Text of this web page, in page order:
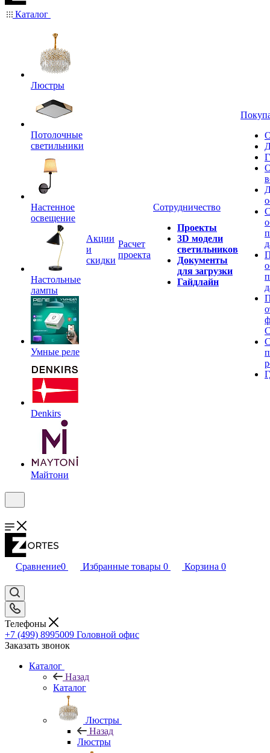
Каталог
Люстры
Потолочные
светильники
Настенное
освещение
Настольные
лампы
Умные реле
Denkirs
Майтони
Акции
и
скидки
Расчет
проекта
Сотрудничество
Проекты
3D модели
светильников
Документы
для загрузки
Гайдлайн
Сравнение0 Избранные товары 0 Корзина 0
Телефоны
+7 (499) 8995009 Головной офис
Заказать звонок
Каталог
Назад
Каталог
Люстры
Назад
Люстры